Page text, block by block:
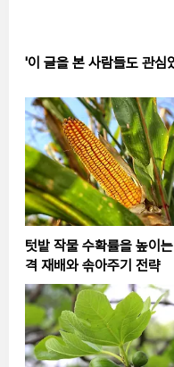
'이 글을 본 사람들도 관심
텃밭 작물 수확률을 높이
격 재배와 솎아주기 전략